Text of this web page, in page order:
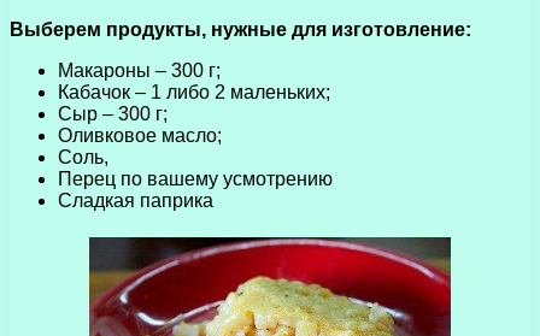
Выберем продукты, нужные для изготовление:
Макароны – 300 г;
Кабачок – 1 либо 2 маленьких;
Сыр – 300 г;
Оливковое масло;
Соль,
Перец по вашему усмотрению
Сладкая паприка